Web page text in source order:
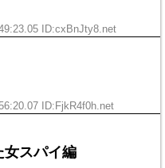
ID:cxBnJty8.net
ID:FjkR4f0h.net
女スパイ編